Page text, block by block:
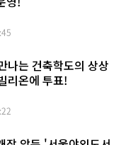
나는 건축학도의 상상
리온에 투표!